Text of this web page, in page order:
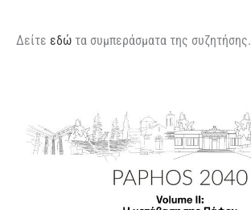
Δείτε εδώ τα συμπεράσματα της συζητήσης.